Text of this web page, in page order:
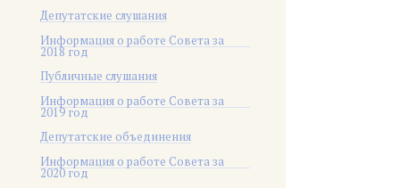
Депутатские слушания
Информация о работе Совета за
2018 год
Публичные слушания
Информация о работе Совета за
2019 год
Депутатские объединения
Информация о работе Совета за
2020 год